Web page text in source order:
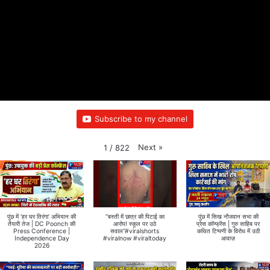
Subscribe to my channel
1 / 822 Next »
पुंछ में ‘हर घर तिरंगा’ अभियान की
तैयारी तेज | DC Poonch की
Press Conference |
Independence Day
2026
“बस्ती में छात्र की पिटाई का
आरोप! स्कूल पर उठे
सवाल”#viralshorts
#viralnow #viraltoday
पुंछ में सिख नौजवान सभा की
प्रेस कॉन्फ्रेंस | गुरु साहिब पर
कथित टिप्पणी के विरोध में उठी
आवाज़